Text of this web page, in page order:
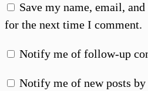
Save my name, email,
for the next time I comment.
Notify me of follow-up
Notify me of new posts